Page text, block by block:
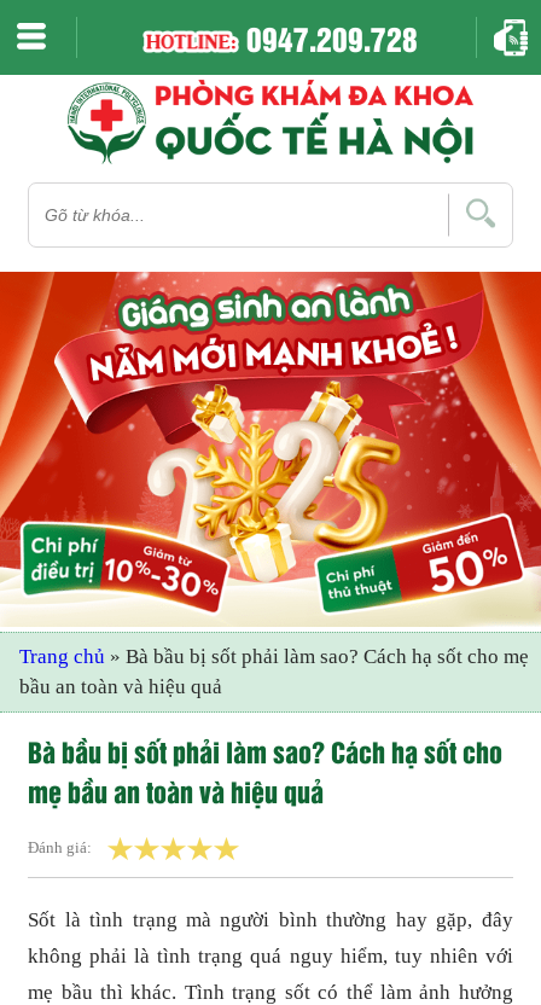
0947.209.728
Trang chủ »Bà bầu bị sốt phải làm sao? Cách hạ sốt cho mẹ
bầu an toàn và hiệu quả
Bà bầu bị sốt phải làm sao? Cách hạ sốt cho
mẹ bầu an toàn và hiệu quả
Đánh giá:
Sốt là tình trạng mà người bình thường hay gặp, đây
không phải là tình trạng quá nguy hiểm, tuy nhiên với
mẹ bầu thì khác. Tình trạng sốt có thể làm ảnh hưởng